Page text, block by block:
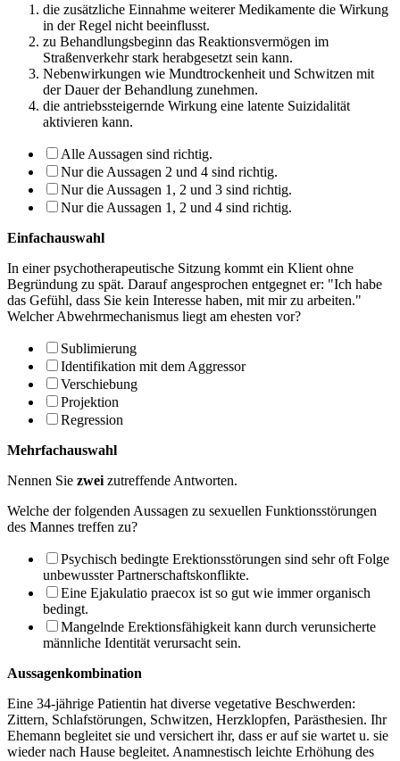
die zusätzliche Einnahme weiterer Medikamente die Wirkung
in der Regel nicht be­einflusst.
zu Behandlungsbeginn das Reaktionsvermögen im
Straßenverkehr stark herabge­setzt sein kann.
Nebenwirkungen wie Mundtrockenheit und Schwitzen mit
der Dauer der Behand­lung zunehmen.
die antriebssteigernde Wirkung eine latente Suizidalität
aktivieren kann.
Alle Aussagen sind richtig.
Nur die Aussagen 2 und 4 sind richtig.
Nur die Aussagen 1, 2 und 3 sind richtig.
Nur die Aussagen 1, 2 und 4 sind richtig.
Einfachauswahl
In einer psychotherapeutische Sitzung kommt ein Klient ohne
Begründung zu spät. Darauf angesprochen entgegnet er: "Ich habe
das Gefühl, dass Sie kein Interesse haben, mit mir zu arbeiten."
Welcher Abwehrmechanismus liegt am ehesten vor?
Sublimierung
Identifikation mit dem Aggressor
Verschiebung
Projektion
Regression
Mehrfachauswahl
Nennen Sie zwei zutreffende Antworten.
Welche der folgenden Aussagen zu sexuellen Funktionsstörungen
des Mannes treffen zu?
Psychisch bedingte Erektionsstörungen sind sehr oft Folge
unbewusster Partnerschafts­konflikte.
Eine Ejakulatio praecox ist so gut wie immer organisch
bedingt.
Mangelnde Erektionsfähigkeit kann durch verunsicherte
männliche Identität verur­sacht sein.
Aussagenkombination
Eine 34-jährige Patientin hat diverse vegetative Beschwerden:
Zittern, Schlafstörungen, Schwitzen, Herzklopfen, Parästhesien. Ihr
Ehemann begleitet sie und versichert ihr, dass er auf sie wartet u. sie
wieder nach Hause begleitet. Anamnestisch leichte Erhöhung des